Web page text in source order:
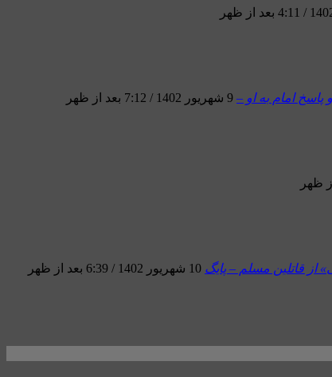
امام به او – 9 شهریور 1402 / 7:12 بعد از ظهر
قاتلین مسلم – پایگ 10 شهریور 1402 / 6:39 بعد از ظهر